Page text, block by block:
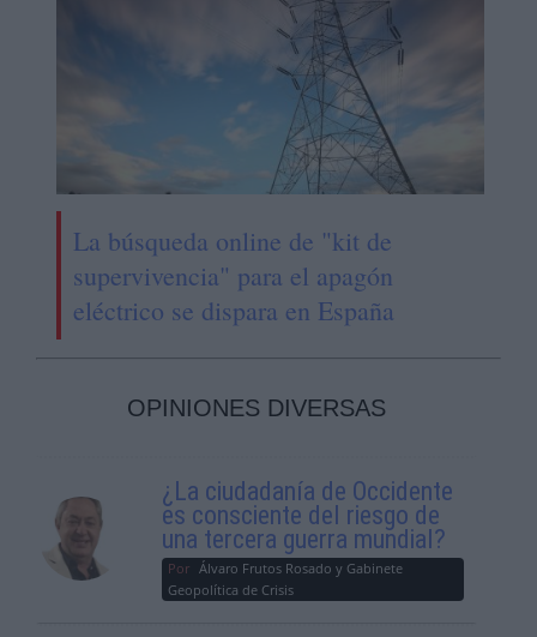
La búsqueda online de "kit de
supervivencia" para el apagón
eléctrico se dispara en España
OPINIONES DIVERSAS
¿La ciudadanía de Occidente
es consciente del riesgo de
una tercera guerra mundial?
Por Álvaro Frutos Rosado y Gabinete
Geopolítica de Crisis